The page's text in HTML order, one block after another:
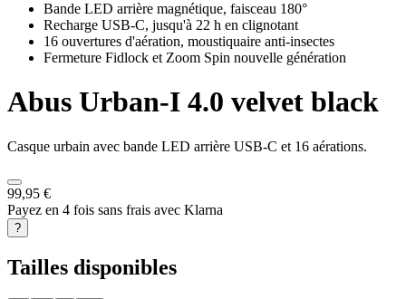
Bande LED arrière magnétique, faisceau 180°
Recharge USB-C, jusqu'à 22 h en clignotant
16 ouvertures d'aération, moustiquaire anti-insectes
Fermeture Fidlock et Zoom Spin nouvelle génération
Abus Urban-I 4.0 velvet black
Casque urbain avec bande LED arrière USB-C et 16 aérations.
99,95 €
Payez en 4 fois sans frais avec Klarna
?
Tailles disponibles